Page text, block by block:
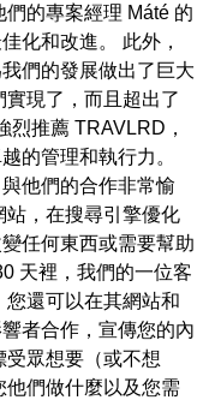
的專案經理 Máté 的
化和改進。 此外，
們的發展做出了巨大
現了，而且超出了
烈推薦 TRAVLRD，
的管理和執行力。
他們的合作非常愉
站，在搜尋引擎優化
任何東西或需要幫助
天裡，我們的一位客
您還可以在其網站和
者合作，宣傳您的內
眾想要（或不想
他們做什麼以及您需